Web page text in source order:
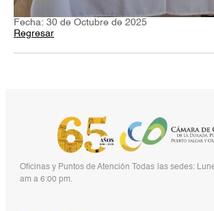
Fecha: 30 de Octubre de 2025
Regresar
Oficinas y Puntos de Atención Todas las sedes:
am a 6:00 pm.